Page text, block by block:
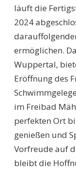
läuft die
2024
ermöglichen.
Wuppertal,
Eröffnung des
im Freibad
perfekten Ort
genießen und
Vorfreude auf
bleibt die